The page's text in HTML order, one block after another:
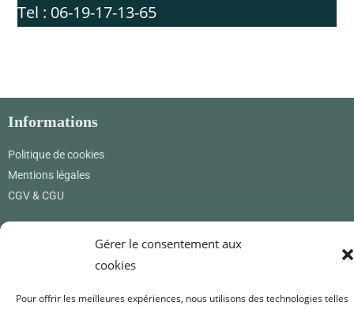
Gérer le consentement aux
cookies
Pour offrir les meilleures expériences, nous utilisons des technologies telles
Tel : 06-19-17-13-65
Informations
Politique de cookies
Mentions légales
CGV & CGU
France